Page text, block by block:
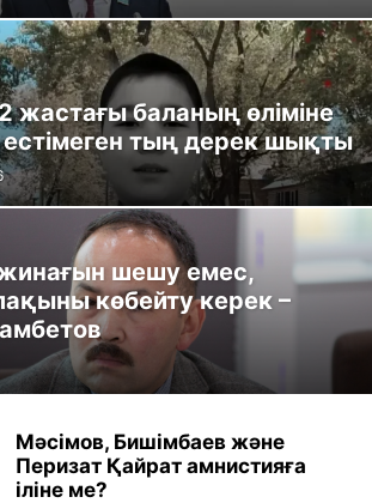
жастағы баланың өліміне
тың дерек шықты
шешу емес,
көбейту керек –
Мәсімов, Бишімбаев және
Перизат Қайрат амнистияға
іліне ме?